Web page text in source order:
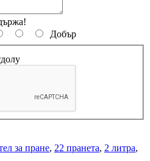
Добър
за пране, 22 пранета, 2 литра,